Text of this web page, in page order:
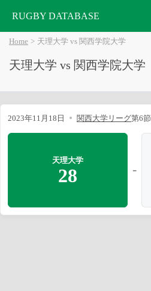
RUGBY DATABASE
Home 天理大学 vs 関西学院大学
天理大学 vs 関西学院大学
2023年11月18日 関西大学リーグ第6節
天理大学
28 -